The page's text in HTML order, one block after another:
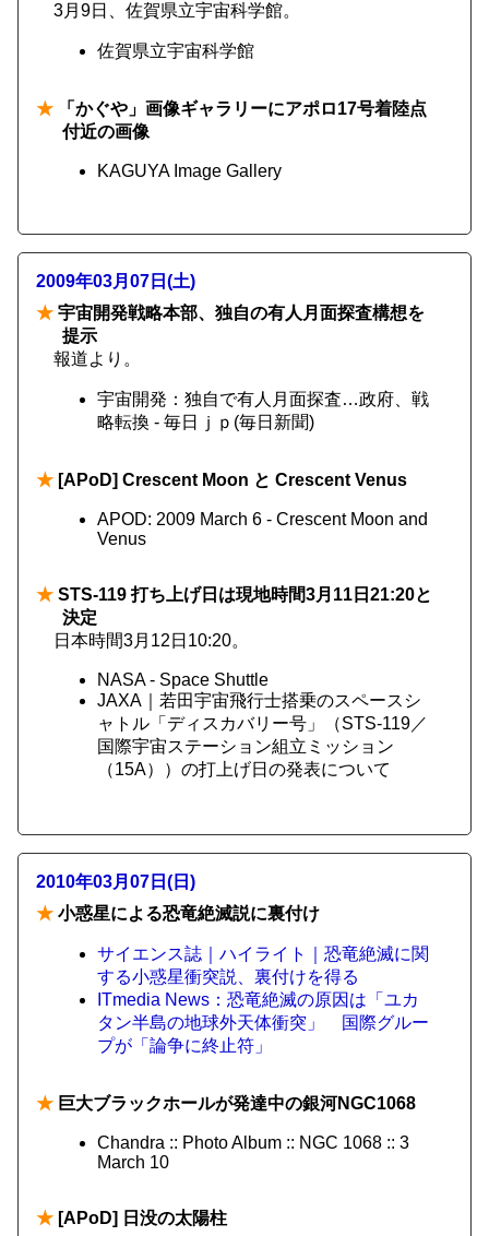
3月9日、佐賀県立宇宙科学館。
佐賀県立宇宙科学館
★ 「かぐや」画像ギャラリーにアポロ17号着陸点
付近の画像
KAGUYA Image Gallery
2009年03月07日(土)
★ 宇宙開発戦略本部、独自の有人月面探査構想を
提示
報道より。
宇宙開発：独自で有人月面探査…政府、戦
略転換 - 毎日ｊｐ(毎日新聞)
★ [APoD] Crescent Moon と Crescent Venus
APOD: 2009 March 6 - Crescent Moon and
Venus
★ STS-119 打ち上げ日は現地時間3月11日21:20と
決定
日本時間3月12日10:20。
NASA - Space Shuttle
JAXA｜若田宇宙飛行士搭乗のスペースシ
ャトル「ディスカバリー号」（STS-119／
国際宇宙ステーション組立ミッション
（15A））の打上げ日の発表について
2010年03月07日(日)
★ 小惑星による恐竜絶滅説に裏付け
サイエンス誌｜ハイライト｜恐竜絶滅に関
する小惑星衝突説、裏付けを得る
ITmedia News：恐竜絶滅の原因は「ユカ
タン半島の地球外天体衝突」 国際グルー
プが「論争に終止符」
★ 巨大ブラックホールが発達中の銀河NGC1068
Chandra :: Photo Album :: NGC 1068 :: 3
March 10
★ [APoD] 日没の太陽柱